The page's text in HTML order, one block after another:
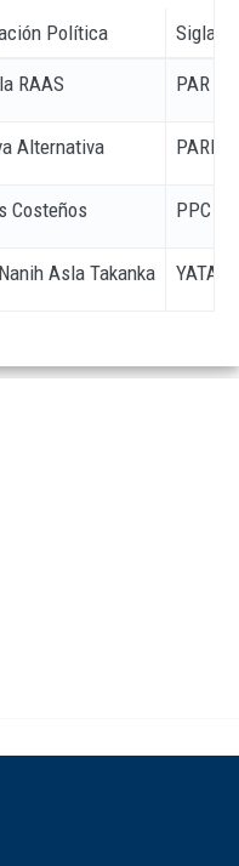
Política Siglas
RAAS PAR
Alternativa PARNA
Costeños PPC
Asla Takanka